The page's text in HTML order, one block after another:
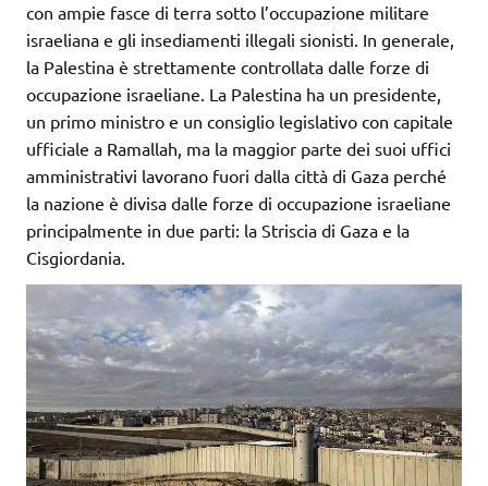
con ampie fasce di terra sotto l’occupazione militare
israeliana e gli insediamenti illegali sionisti. In generale,
la Palestina è strettamente controllata dalle forze di
occupazione israeliane. La Palestina ha un presidente,
un primo ministro e un consiglio legislativo con capitale
ufficiale a Ramallah, ma la maggior parte dei suoi uffici
amministrativi lavorano fuori dalla città di Gaza perché
la nazione è divisa dalle forze di occupazione israeliane
principalmente in due parti: la Striscia di Gaza e la
Cisgiordania.